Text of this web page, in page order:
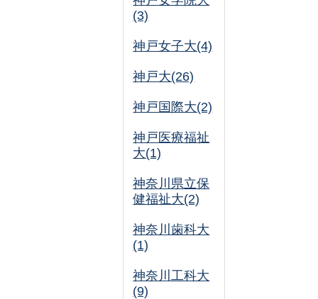
(3)
神戸女子大(4)
神戸大(26)
神戸国際大(2)
神戸医療福祉
大(1)
神奈川県立保
健福祉大(2)
神奈川歯科大
(1)
神奈川工科大
(9)